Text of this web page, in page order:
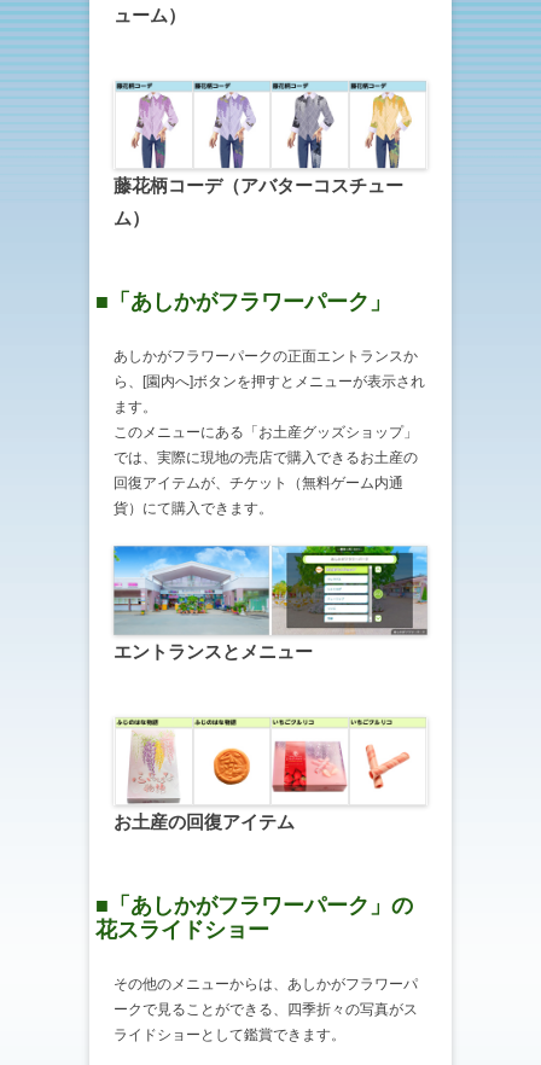
ューム）
藤花柄コーデ（アバターコスチュー
ム）
■「あしかがフラワーパーク」
あしかがフラワーパークの正面エントランスか
ら、[園内へ]ボタンを押すとメニューが表示され
ます。
このメニューにある「お土産グッズショップ」
では、実際に現地の売店で購入できるお土産の
回復アイテムが、チケット（無料ゲーム内通
貨）にて購入できます。
エントランスとメニュー
お土産の回復アイテム
■「あしかがフラワーパーク」の
花スライドショー
その他のメニューからは、あしかがフラワーパ
ークで見ることができる、四季折々の写真がス
ライドショーとして鑑賞できます。